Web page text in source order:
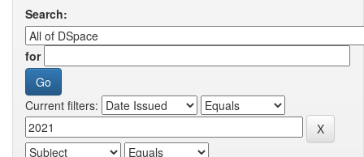
Search:
for
Current filters: